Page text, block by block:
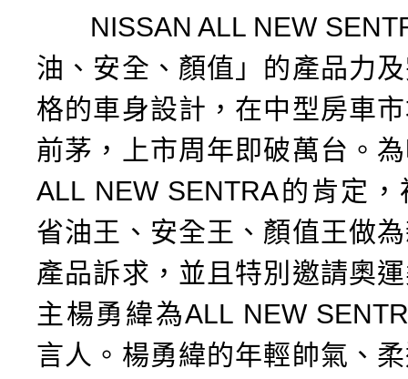
NISSAN ALL NEW
油、安全、顏值」的產品力
格的車身設計，在中型房車
前茅，上市周年即破萬台。
ALL NEW SENTRA的肯定
省油王、安全王、顏值王做
產品訴求，並且特別邀請奧
主楊勇緯為ALL NEW
言人。楊勇緯的年輕帥氣、